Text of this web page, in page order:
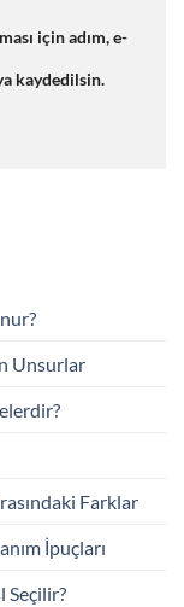
için adım, e-
kaydedilsin.
Unsurlar
Farklar
İpuçları
Seçilir?